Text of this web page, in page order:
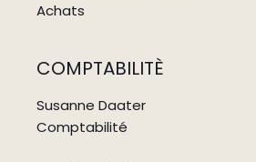
Achats
COMPTABILITÈ
Susanne Daater
Comptabilité